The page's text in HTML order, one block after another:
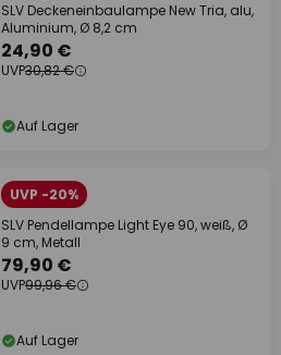
SLV Deckeneinbaulampe New Tria, alu,
Aluminium, Ø 8,2 cm
24,90 €
UVP30,82 €
Auf Lager
UVP -20%
SLV Pendellampe Light Eye 90, weiß, Ø
9 cm, Metall
79,90 €
UVP99,96 €
Auf Lager